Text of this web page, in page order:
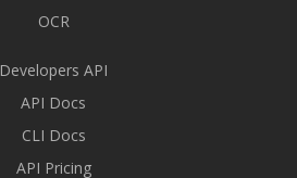
OCR
Developers API
API Docs
CLI Docs
API Pricing